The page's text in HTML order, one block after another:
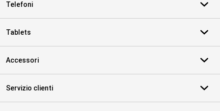
Telefoni
Tablets
Accessori
Servizio clienti